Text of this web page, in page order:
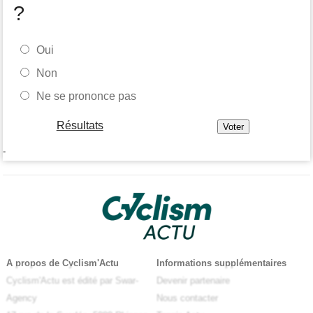
?
Oui
Non
Ne se prononce pas
Résultats
-
A propos de Cyclism'Actu
Cyclism'Actu est édité par Swar-
Agency
Informations supplémentaires
Devenir partenaire
Nous contacter